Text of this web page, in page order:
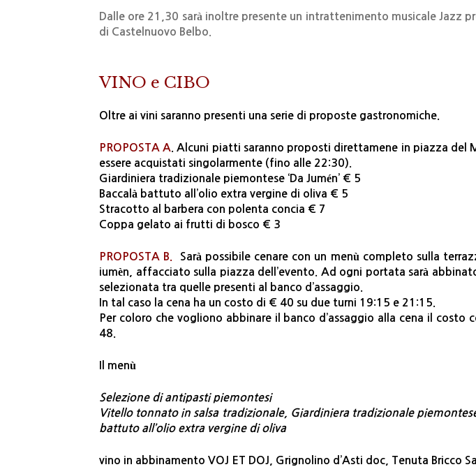
Dalle ore 21,30 sarà inoltre presente un intrattenimento musicale Jazz
di Castelnuovo Belbo.
VINO e CIBO
Oltre ai vini saranno presenti una serie di proposte gastronomiche.
PROPOSTA A . Alcuni piatti saranno proposti direttamene in piazza del
essere acquistati singolarmente (fino alle 22:30).
Giardiniera tradizionale piemontese ‘Da Jumén’ € 5
Baccalà battuto all’olio extra vergine di oliva € 5
Stracotto al barbera con polenta concia € 7
Coppa gelato ai frutti di bosco € 3
PROPOSTA B.
Sarà possibile cenare con un menù completo sulla
iumèn, affacciato sulla piazza dell’evento. Ad ogni portata sarà
selezionata tra quelle presenti al banco d’assaggio.
In tal caso la cena ha un costo di € 40 su due turni 19:15 e 21:15.
Per coloro che vogliono abbinare il banco d’assaggio alla cena il costo
48.
Il menù
Selezione di antipasti piemontesi
Vitello tonnato in salsa tradizionale, Giardiniera tradizionale piemontese
battuto all’olio extra vergine di oliva
vino in abbinamento VOJ ET DOJ, Grignolino d’Asti doc, Tenuta Bricco